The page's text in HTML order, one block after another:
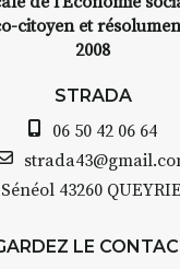
médiévale du
STRADA Bernard
Auzon…
citoyen et
2008
STRADA
06 50 42 06 64
Sénéol 43260
LE